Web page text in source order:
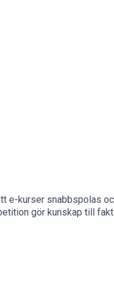
e-kurser snabbspolas
gör kunskap till
resultat.